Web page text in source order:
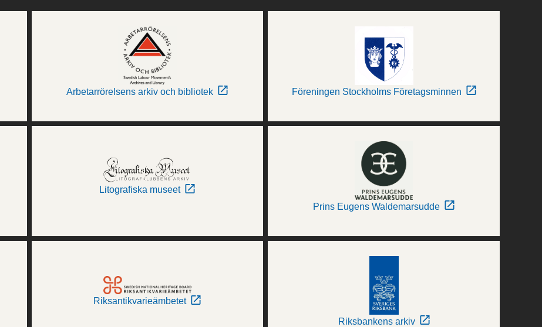
Arbetarrörelsens arkiv och bibliotek Föreningen Stockholms Företagsminnen
Litografiska museet
Prins Eugens Waldemarsudde
Riksantikvarieämbetet
Riksbankens arkiv